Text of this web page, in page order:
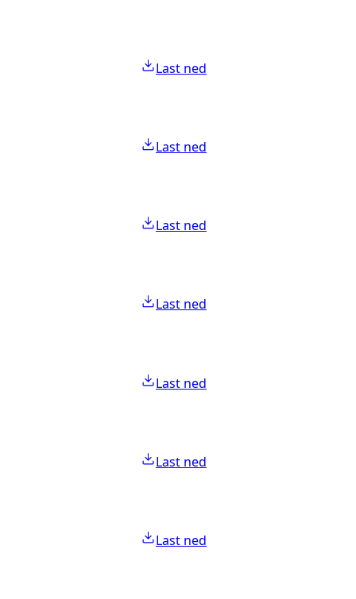
Last ned
Last ned
Last ned
Last ned
Last ned
Last ned
Last ned